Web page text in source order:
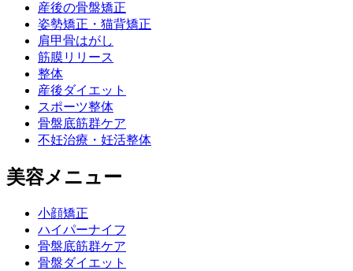
産後の骨盤矯正
姿勢矯正・猫背矯正
肩甲骨はがし
筋膜リリース
整体
産後ダイエット
スポーツ整体
骨盤底筋群ケア
不妊治療・妊活整体
美容メニュー
小顔矯正
ハイパーナイフ
骨盤底筋群ケア
骨盤ダイエット